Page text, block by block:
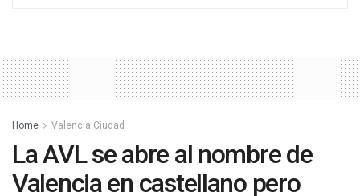
Home Valencia Ciudad
La AVL se abre al nombre de
Valencia en castellano pero